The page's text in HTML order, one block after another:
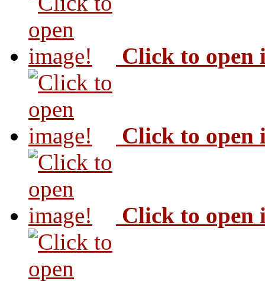
Click to open
Click to open
Click to open